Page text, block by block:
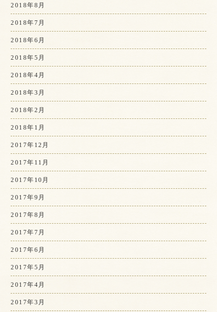
2018年8月
2018年7月
2018年6月
2018年5月
2018年4月
2018年3月
2018年2月
2018年1月
2017年12月
2017年11月
2017年10月
2017年9月
2017年8月
2017年7月
2017年6月
2017年5月
2017年4月
2017年3月